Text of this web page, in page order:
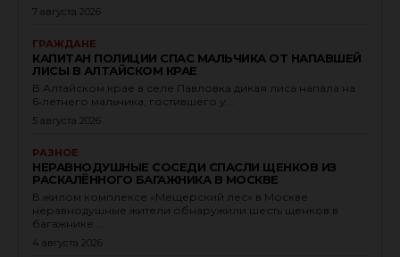
7 августа 2026
ГРАЖДАНЕ
КАПИТАН ПОЛИЦИИ СПАС МАЛЬЧИКА ОТ НАПАВШЕЙ
ЛИСЫ В АЛТАЙСКОМ КРАЕ
В Алтайском крае в селе Павловка дикая лиса напала на
6‑летнего мальчика, гостившего у...
5 августа 2026
РАЗНОЕ
НЕРАВНОДУШНЫЕ СОСЕДИ СПАСЛИ ЩЕНКОВ ИЗ
РАСКАЛЁННОГО БАГАЖНИКА В МОСКВЕ
В жилом комплексе «Мещерский лес» в Москве
неравнодушные жители обнаружили шесть щенков в
багажнике...
4 августа 2026